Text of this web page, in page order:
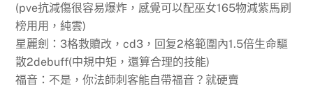
(pve抗減傷很容易爆炸，感覺可以配巫女165物減紫馬刷
榜用用，純雲)
星麗劍：3格救贖改，cd3，回复2格範圍內1.5倍生命驅
散2debuff(中規中矩，還算合理的技能)
福音：不是，你法師刺客能自帶福音？就硬賣